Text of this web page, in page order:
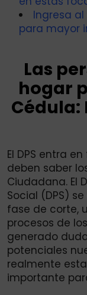
Ingresa al
para mayor
Las
hogar
Cédula:
El DPS entra
deben saber
Ciudadana. El
Social (DPS)
fase de corte,
procesos de
generado
potenciales
realmente
importante